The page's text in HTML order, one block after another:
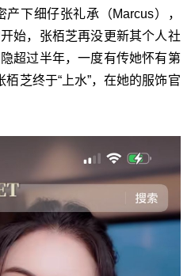
下细仔张礼承（Marcus），
始，张栢芝再没更新其个人社
超过半年，一度有传她怀有第
芝终于“上水”，在她的服饰官